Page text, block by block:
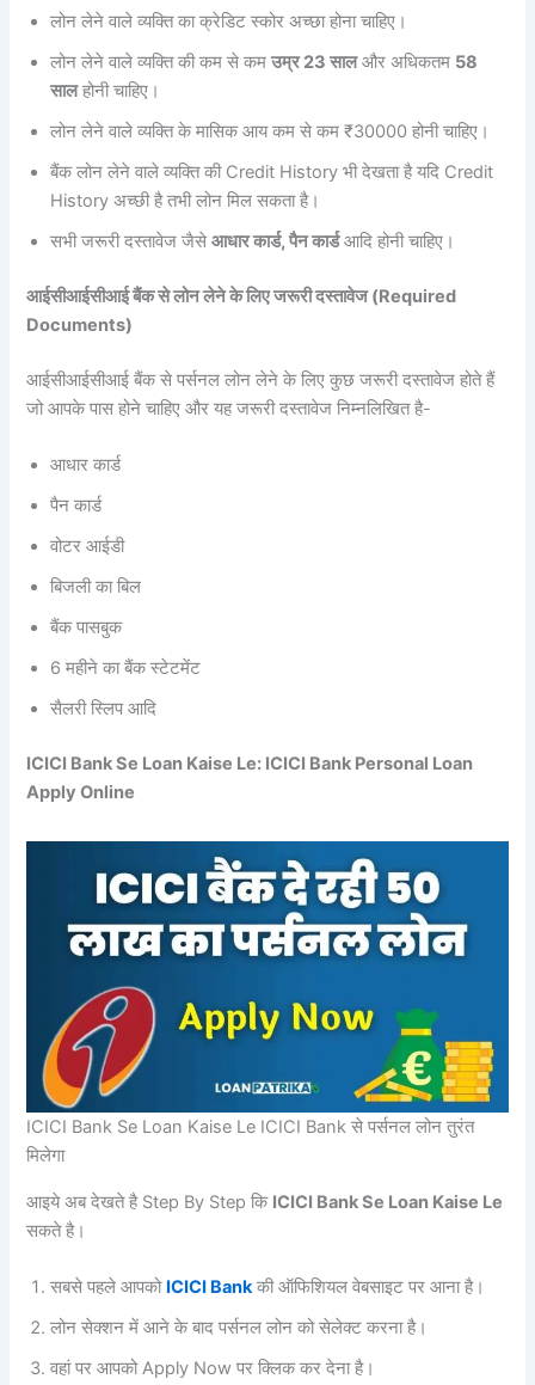
लोन लेने वाले व्यक्ति का क्रेडिट स्कोर अच्छा होना चाहिए।
लोन लेने वाले व्यक्ति की कम से कमउम्र 23 सालऔर अधिकतम 58
सालहोनी चाहिए।
लोन लेने वाले व्यक्ति के मासिक आय कम से कम ₹30000 होनी चाहिए।
बैंक लोन लेने वाले व्यक्ति की Credit History भी देखता है यदि Credit
History अच्छी है तभी लोन मिल सकता है।
सभी जरूरी दस्तावेज जैसेआधार कार्ड, पैन कार्डआदि होनी चाहिए।
आईसीआईसीआई बैंक से लोन लेने के लिए जरूरी दस्तावेज (Required
Documents)
आईसीआईसीआई बैंक से पर्सनल लोन लेने के लिए कुछ जरूरी दस्तावेज होते हैं
जो आपके पास होने चाहिए और यह जरूरी दस्तावेज निम्नलिखित है-
आधार कार्ड
पैन कार्ड
वोटर आईडी
बिजली का बिल
बैंक पासबुक
6 महीने का बैंक स्टेटमेंट
सैलरी स्लिप आदि
ICICI Bank Se Loan Kaise Le: ICICI Bank Personal Loan
Apply Online
ICICI Bank Se Loan Kaise Le ICICI Bank से पर्सनल लोन तुरंत
मिलेगा
आइये अब देखते है Step By Step कि ICICI Bank Se Loan Kaise Le
सकते है।
सबसे पहले आपको ICICI Bankकी ऑफिशियल वेबसाइट पर आना है।
लोन सेक्शन में आने के बाद पर्सनल लोन को सेलेक्ट करना है।
वहां पर आपको Apply Now पर क्लिक कर देना है।